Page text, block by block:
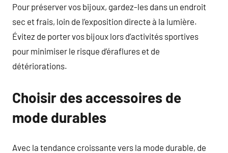
Pour préserver vos bijoux, gardez-les dans un endroit
sec et frais, loin de l’exposition directe à la lumière.
Évitez de porter vos bijoux lors d’activités sportives
pour minimiser le risque d’éraflures et de
détériorations.
Choisir des accessoires de
mode durables
Avec la tendance croissante vers la mode durable, de